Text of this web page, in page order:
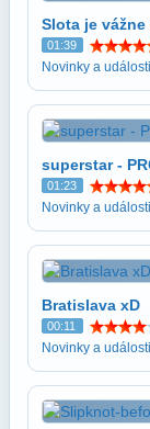
Slota je
01:39
Novinky a události
superstar -
01:23
Novinky a události
Bratislava xD
00:11
Novinky a události